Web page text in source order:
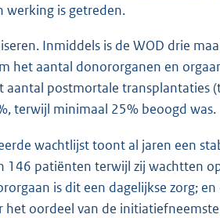
werking is getreden.
Inmiddels is de WOD drie
het aantal donororganen en
postmortale transplantaties
terwijl minimaal 25% beoogd was.
wachtlijst toont al jaren een
146 patiënten terwijl zij wachtten
is dit een dagelijkse zorg;
oordeel van de